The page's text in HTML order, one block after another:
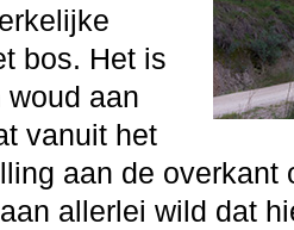
bos. Het is
woud aan
vanuit het
aan de overkant
allerlei wild dat